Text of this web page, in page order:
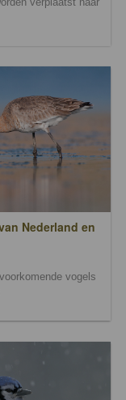
Nederland en
vogels